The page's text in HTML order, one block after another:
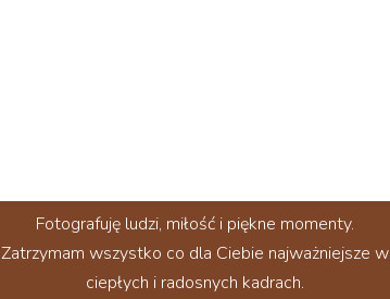
Fotografuję ludzi, miłość i piękne momenty.
Zatrzymam wszystko co dla Ciebie najważniejsze w
ciepłych i radosnych kadrach.